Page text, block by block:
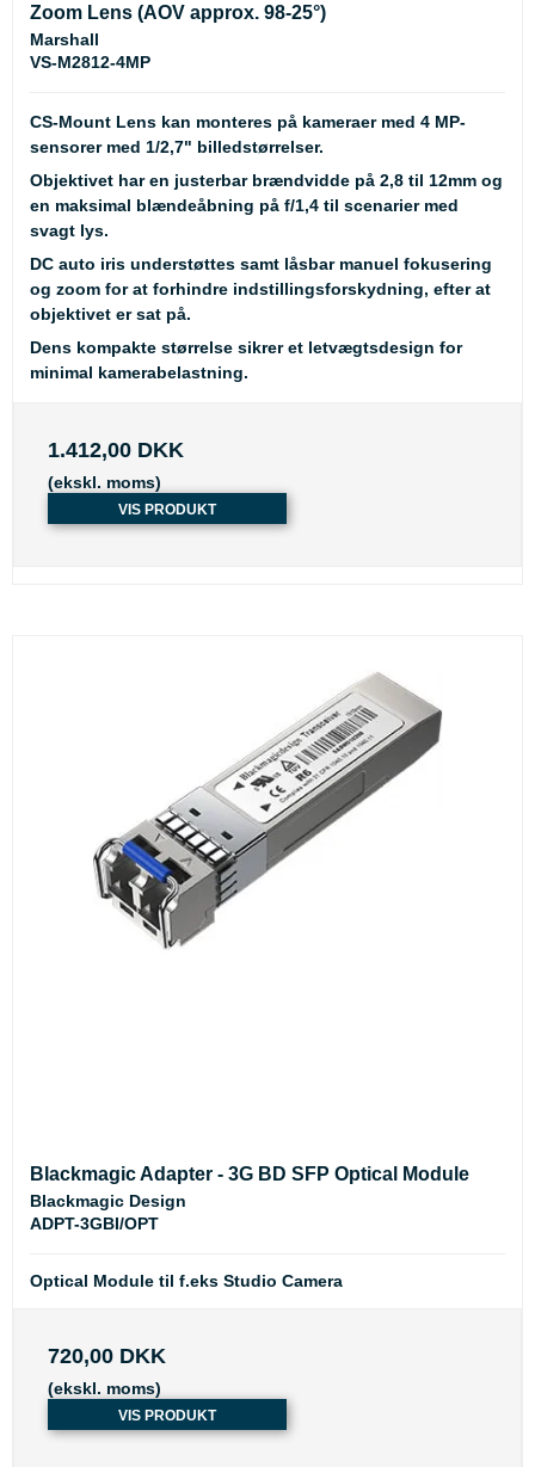
Zoom Lens (AOV approx. 98-25°)
Marshall
VS-M2812-4MP
CS-Mount Lens kan monteres på kameraer med 4 MP-
sensorer med 1/2,7" billedstørrelser.
Objektivet har en justerbar brændvidde på 2,8 til 12mm og
en maksimal blændeåbning på f/1,4 til scenarier med
svagt lys.
DC auto iris understøttes samt låsbar manuel fokusering
og zoom for at forhindre indstillingsforskydning, efter at
objektivet er sat på.
Dens kompakte størrelse sikrer et letvægtsdesign for
minimal kamerabelastning.
1.412,00 DKK
(ekskl. moms)
VIS PRODUKT
Blackmagic Adapter - 3G BD SFP Optical Module
Blackmagic Design
ADPT-3GBI/OPT
Optical Module til f.eks Studio Camera
720,00 DKK
(ekskl. moms)
VIS PRODUKT